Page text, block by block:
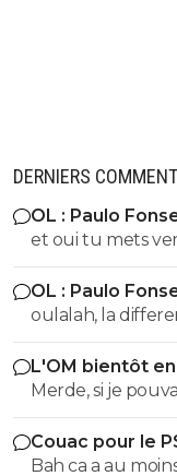
DERNIERS
OL : Paulo
et oui tu mets
sont plus sur le
OL : Paulo
oulalah, la
été vérifier.
au lieu de 75,
d'office, un
puisqu'au retour
a joué 78 min à
L'OM bientôt
Merde, si je
dernieres
insultes de ses
semence comme
Couac pour le
Bah ca a au